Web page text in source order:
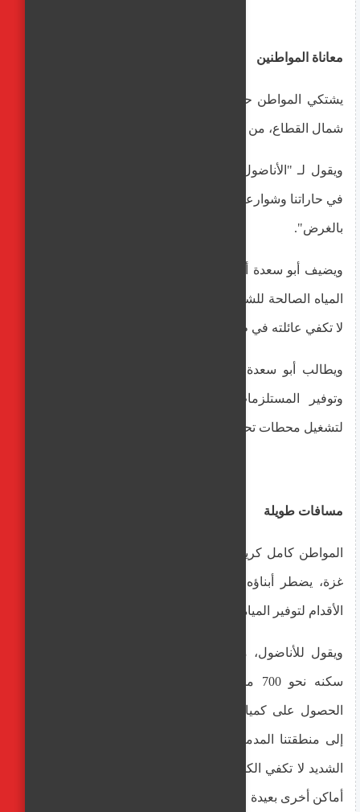
معاناة المواطنين
يشتكي المواطن حمدي أبو سعدة، من مخيم جباليا للاجئين
شمال القطاع، من ندرة المياه الصالحة للشرب بالمنطقة.
ويقول لـ "الأناضول": "نعاني كثيراً من قلة المياه وما يصلنا
في حاراتنا وشوارعنا المدمرة بفعل العدوان الإسرائيلي لا يفي
بالغرض".
المياه الصالحة للشرب مرّة واحدة والكمية التي يحصل عليها
لا تكفي عائلته في ظل ارتفاع درجات الحرارة.
ويطالب أبو سعدة العالم "بالوقوف إلى جانب سكان غزة
وتوفير المستلزمات الحياتية لهم خاصة السولار اللازم
لتشغيل محطات تحلية المياه".
مسافات طويلة
المواطن كامل كريزم من حي "الكرامة" شمال غرب مدينة
غزة، يضطر أبناؤه يومياً لقطع مسافات طويلة مشيا على
الأقدام لتوفير المياه الصالحة للشرب.
ويقول للأناضول، من داخل "محطة تحلية" تبعد عن مكان
سكنه نحو 700 مترا وصلها مشيا على الأقدام، من أجل
الحصول على كميات قليلة من المياه: "تصل المياه المحلاة
إلى منطقتنا المدمرة مرة واحدة كل أسبوع، ومع هذا الحر
الشديد لا تكفي الكمية التي نحصل عليها، فنضطر للبحث في
أماكن أخرى بعيدة عن المنزل".